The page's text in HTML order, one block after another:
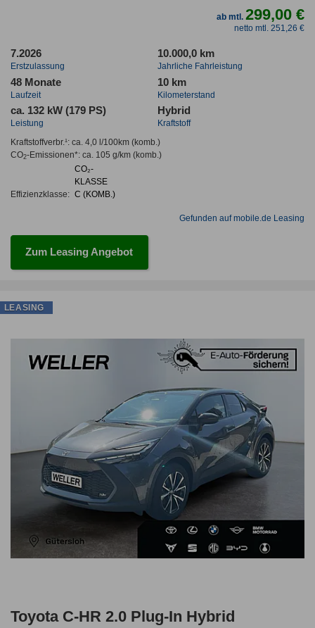
ab mtl.299,00 €
netto mtl. 251,26 €
7.2026
Erstzulassung
10.000,0 km
Jahrliche Fahrleistung
48 Monate
Laufzeit
10 km
Kilometerstand
ca. 132 kW (179 PS)
Leistung
Hybrid
Kraftstoff
Kraftstoffverbr.¹: ca. 4,0 l/100km(komb.)
CO2-Emissionen*: ca. 105 g/km(komb.)
Effizienzklasse:
CO₂-
KLASSE
C (KOMB.)
Gefunden auf mobile.de Leasing
Zum Leasing Angebot
Toyota C-HR 2.0 Plug-In Hybrid
LEASING